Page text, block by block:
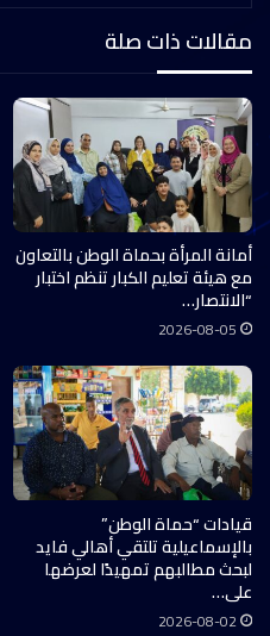
مقالات ذات صلة
أمانة المرأة بحماة الوطن بالتعاون
مع هيئة تعليم الكبار تنظم اختبار
“الانتصار…
2026-08-05
قيادات “حماة الوطن”
بالإسماعيلية تلتقي أهالي فايد
لبحث مطالبهم تمهيدًا لعرضها
على…
2026-08-02